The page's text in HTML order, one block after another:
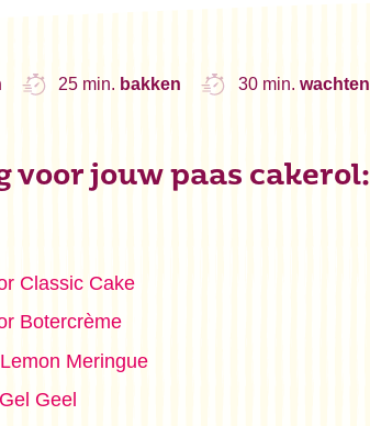
25 min. bakken 30 min. wachten
voor jouw paas cakerol:
Classic Cake
Botercrème
Meringue
Geel